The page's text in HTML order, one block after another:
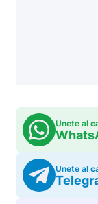
Unete al
Unete al